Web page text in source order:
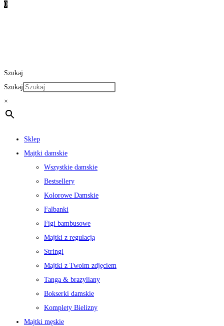
0
Szukaj
Szukaj
×
Sklep
Majtki damskie
Wszystkie damskie
Bestsellery
Kolorowe Damskie
Falbanki
Figi bambusowe
Majtki z regulacją
Stringi
Majtki z Twoim zdjęciem
Tanga & brazyliany
Bokserki damskie
Komplety Bielizny
Majtki męskie